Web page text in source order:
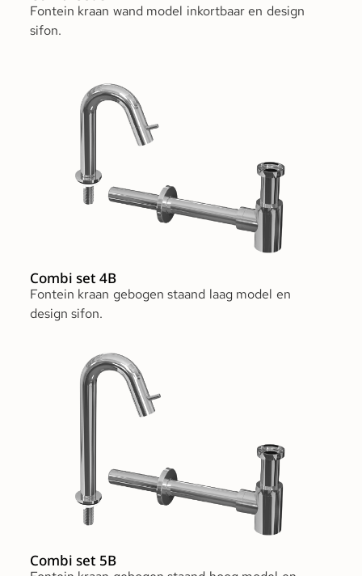
Fontein kraan wand model inkortbaar en design
sifon.
Combi set 4B
Fontein kraan gebogen staand laag model en
design sifon.
Combi set 5B